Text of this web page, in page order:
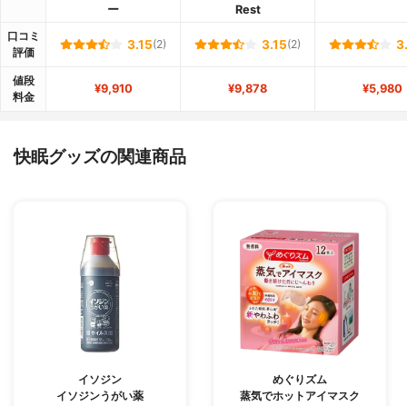
ー
Rest
口コミ
評価
3.15(2) 3.15(2)
値段
料金
¥9,910 ¥9,878 ¥5,980
快眠グッズの関連商品
イソジン
イソジンうがい薬
めぐりズム
蒸気でホットアイマスク